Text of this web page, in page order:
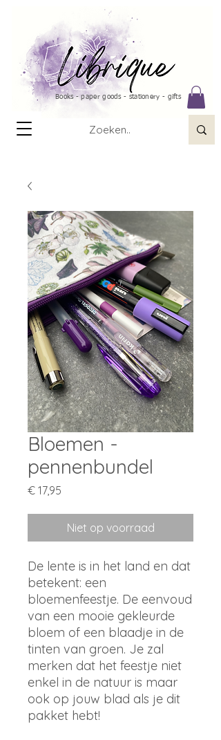
Books - paper goods - stationery - gifts
Bloemen -
pennenbundel
€ 17,95
Niet op voorraad
De lente is in het land en dat
betekent: een
bloemenfeestje. De eenvoud
van een mooie gekleurde
bloem of een blaadje in de
tinten van groen. Je zal
merken dat het feestje niet
enkel in de natuur is maar
ook op jouw blad als je dit
pakket hebt!